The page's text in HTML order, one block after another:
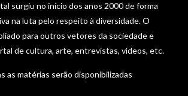
surgiu no início dos anos 2000 de forma
na luta pelo respeito à diversidade. O
para outros vetores da sociedade e
de cultura, arte, entrevistas, vídeos, etc.
as matérias serão disponibilizadas